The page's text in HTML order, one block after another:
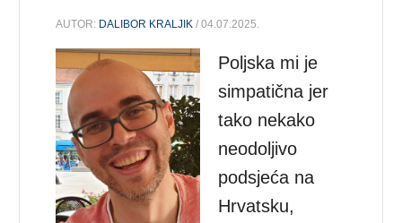
AUTOR: DALIBOR KRALJIK / 04.07.2025.
Poljska mi je
simpatična jer
tako nekako
neodoljivo
podsjeća na
Hrvatsku,